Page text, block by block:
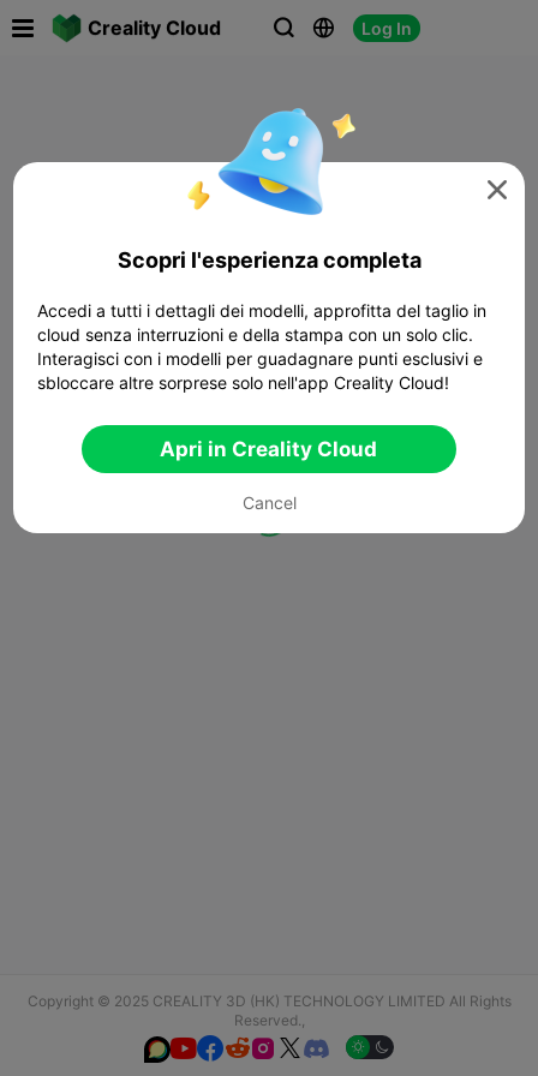
Creality Cloud   Log In
Copyright © 2025 CREALITY 3D (HK) TECHNOLOGY LIMITED All Rights
Reserved.,
  

Scopri l'esperienza completa
Accedi a tutti i dettagli dei modelli, approfitta del taglio in
cloud senza interruzioni e della stampa con un solo clic.
Interagisci con i modelli per guadagnare punti esclusivi e
sbloccare altre sorprese solo nell'app Creality Cloud!
Apri in Creality Cloud
Cancel